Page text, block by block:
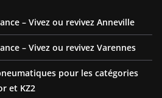
– Vivez ou revivez Anneville
– Vivez ou revivez Varennes
pour les catégories
et KZ2